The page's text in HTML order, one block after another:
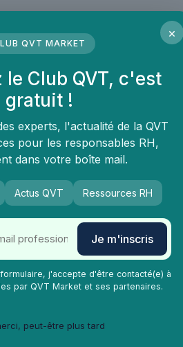
la QVT Engagement collaborateurs
un message
original pour
de vie au
×
QVT MARKET
le Club QVT, c'est
gratuit !
experts, l'actualité de la QVT
pour les responsables RH,
dans votre boîte mail.
Actus QVT Ressources RH
Je m'inscris
j'accepte d'être contacté(e) à
par QVT Market et ses partenaires.
peut-être plus tard
cookies